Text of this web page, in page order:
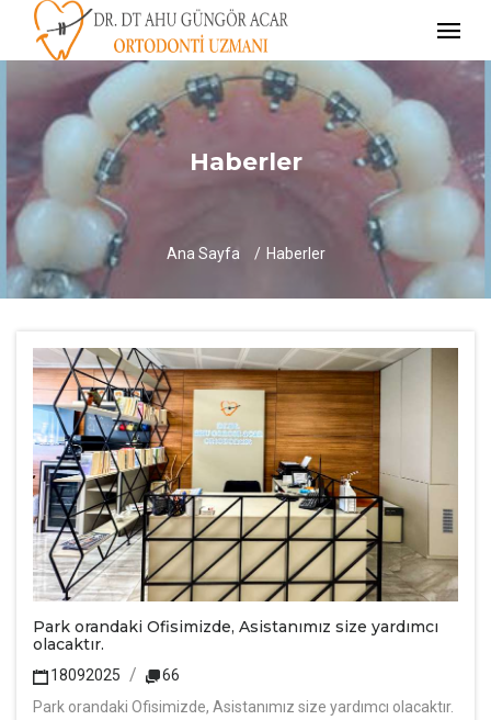
Haberler
Ana Sayfa Haberler
Park orandaki Ofisimizde, Asistanımız size yardımcı
olacaktır.
18092025
66
Park orandaki Ofisimizde, Asistanımız size yardımcı olacaktır.